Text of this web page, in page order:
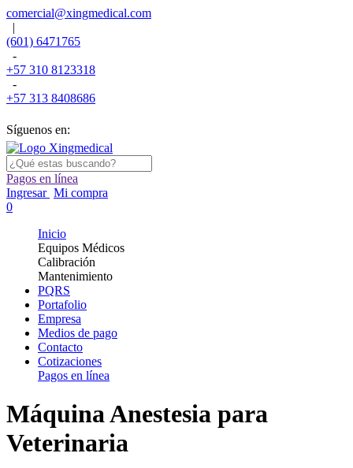
comercial@xingmedical.com
|
(601) 6471765
-
+57 310 8123318
-
+57 313 8408686
Síguenos en:
Pagos en línea
Ingresar Mi compra
0
Inicio
Equipos Médicos
Calibración
Mantenimiento
PQRS
Portafolio
Empresa
Medios de pago
Contacto
Cotizaciones
Pagos en línea
Máquina Anestesia para
Veterinaria